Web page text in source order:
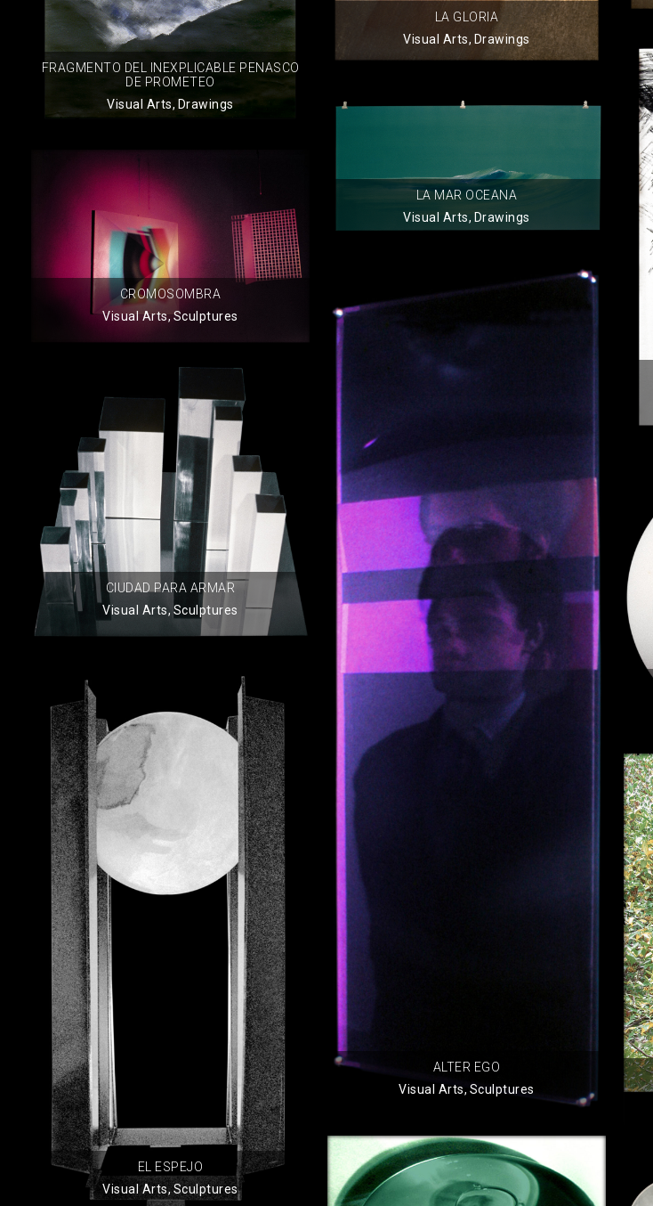
LA GLORIA
Visual Arts, Drawings
FRAGMENTO DEL INEXPLICABLE PENASCO
DE PROMETEO
Visual Arts, Drawings
LA MAR OCEANA
Visual Arts, Drawings
CROMOSOMBRA
Visual Arts,Sculptures
ALTER EGO
Visual Arts, Sculptures
CIUDAD PARA ARMAR
Visual Arts, Sculptures
EL ESPEJO
Visual Arts,Sculptures